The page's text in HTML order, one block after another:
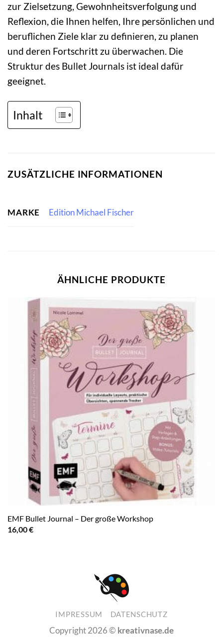
zur Zielsetzung, Gewohnheitsverfolgung und
Reflexion, die Ihnen helfen, Ihre persönlichen und
beruflichen Ziele klar zu definieren, zu planen
und deren Fortschritt zu überwachen. Die
Struktur des Bullet Journals ist ideal dafür
geeignet.
Inhalt
ZUSÄTZLICHE INFORMATIONEN
MARKE Edition Michael Fischer
ÄHNLICHE PRODUKTE
EMF Bullet Journal – Der große Workshop
16,00€
IMPRESSUM DATENSCHUTZ
Copyright 2026 © kreativnase.de